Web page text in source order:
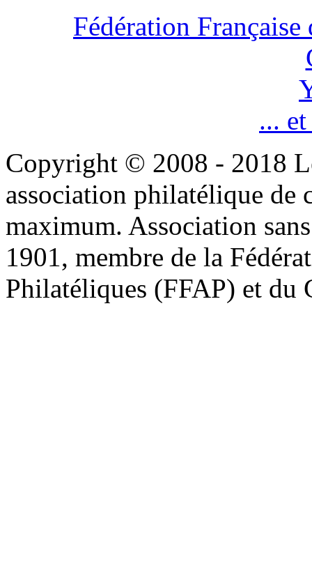
Fédération
...
Copyright © 2008 - 2018
association philatélique de
maximum. Association
1901, membre de la
Philatéliques (FFAP) et du